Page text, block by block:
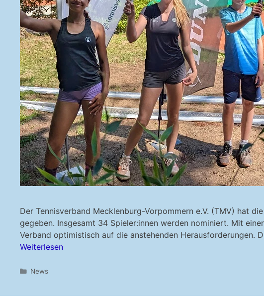
Der Tennisverband Mecklenburg-Vorpommern e.V. (TMV) hat
gegeben. Insgesamt 34 Spieler:innen werden nominiert. Mit
Verband optimistisch auf die anstehenden
Weiterlesen
Kategorien
News